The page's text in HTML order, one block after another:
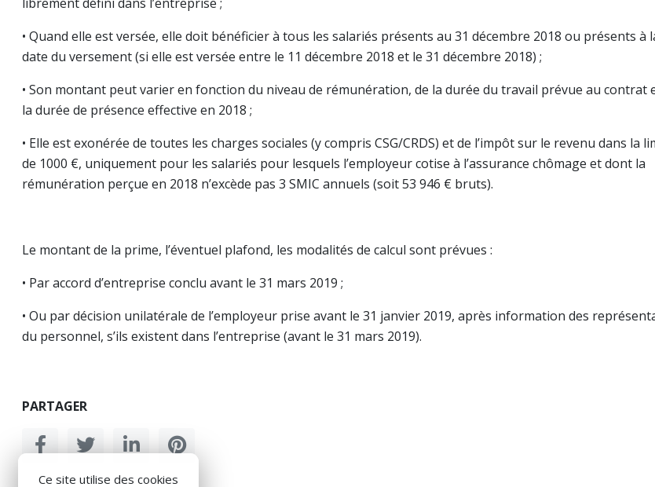
• Quand elle est versée, elle doit bénéficier à tous les salariés présents au 31 décembre 2018 ou présents à
date du versement (si elle est versée entre le 11 décembre 2018 et le 31 décembre 2018) ;
• Son montant peut varier en fonction du niveau de rémunération, de la durée du travail prévue au contrat
la durée de présence effective en 2018 ;
• Elle est exonérée de toutes les charges sociales (y compris CSG/CRDS) et de l’impôt sur le revenu dans la
de 1000 €, uniquement pour les salariés pour lesquels l’employeur cotise à l’assurance chômage et dont la
rémunération perçue en 2018 n’excède pas 3 SMIC annuels (soit 53 946 € bruts).
Le montant de la prime, l’éventuel plafond, les modalités de calcul sont prévues :
• Par accord d’entreprise conclu avant le 31 mars 2019 ;
• Ou par décision unilatérale de l’employeur prise avant le 31 janvier 2019, après information des
du personnel, s’ils existent dans l’entreprise (avant le 31 mars 2019).
PARTAGER
Ce site utilise des cookies